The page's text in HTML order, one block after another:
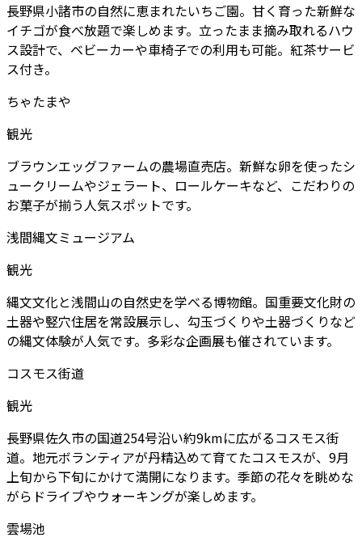
長野県小諸市の自然に恵まれたいちご園。甘く育った新鮮な
イチゴが食べ放題で楽しめます。立ったまま摘み取れるハウ
ス設計で、ベビーカーや車椅子での利用も可能。紅茶サービ
ス付き。
ちゃたまや
観光
ブラウンエッグファームの農場直売店。新鮮な卵を使ったシ
ュークリームやジェラート、ロールケーキなど、こだわりの
お菓子が揃う人気スポットです。
浅間縄文ミュージアム
観光
縄文文化と浅間山の自然史を学べる博物館。国重要文化財の
土器や竪穴住居を常設展示し、勾玉づくりや土器づくりなど
の縄文体験が人気です。多彩な企画展も催されています。
コスモス街道
観光
長野県佐久市の国道254号沿い約9kmに広がるコスモス街
道。地元ボランティアが丹精込めて育てたコスモスが、9月
上旬から下旬にかけて満開になります。季節の花々を眺めな
がらドライブやウォーキングが楽しめます。
雲場池